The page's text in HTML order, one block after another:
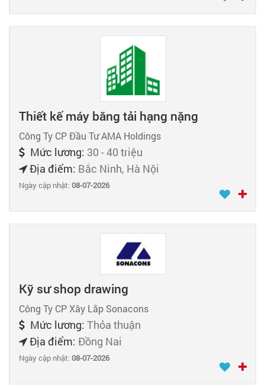
Thiết kế máy băng tải hạng nặng
Công Ty CP Đầu Tư AMA Holdings
Mức lương: 30 - 40 triệu
Địa điểm: Bắc Ninh, Hà Nội
Ngày cập nhật:08-07-2026
Kỹ sư shop drawing
Công Ty CP Xây Lắp Sonacons
Mức lương: Thỏa thuận
Địa điểm: Đồng Nai
Ngày cập nhật:08-07-2026